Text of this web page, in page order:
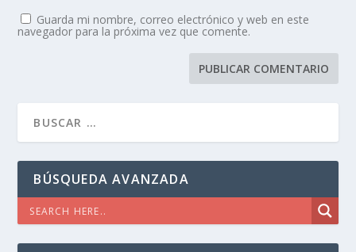
Guarda mi nombre, correo electrónico y web en este
navegador para la próxima vez que comente.
BÚSQUEDA AVANZADA